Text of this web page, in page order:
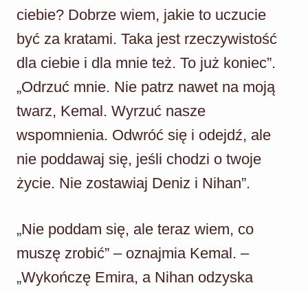
ciebie? Dobrze wiem, jakie to uczucie
być za kratami. Taka jest rzeczywistość
dla ciebie i dla mnie też. To już koniec”.
„Odrzuć mnie. Nie patrz nawet na moją
twarz, Kemal. Wyrzuć nasze
wspomnienia. Odwróć się i odejdź, ale
nie poddawaj się, jeśli chodzi o twoje
życie. Nie zostawiaj Deniz i Nihan”.
„Nie poddam się, ale teraz wiem, co
muszę zrobić” – oznajmia Kemal. –
„Wykończę Emira, a Nihan odzyska